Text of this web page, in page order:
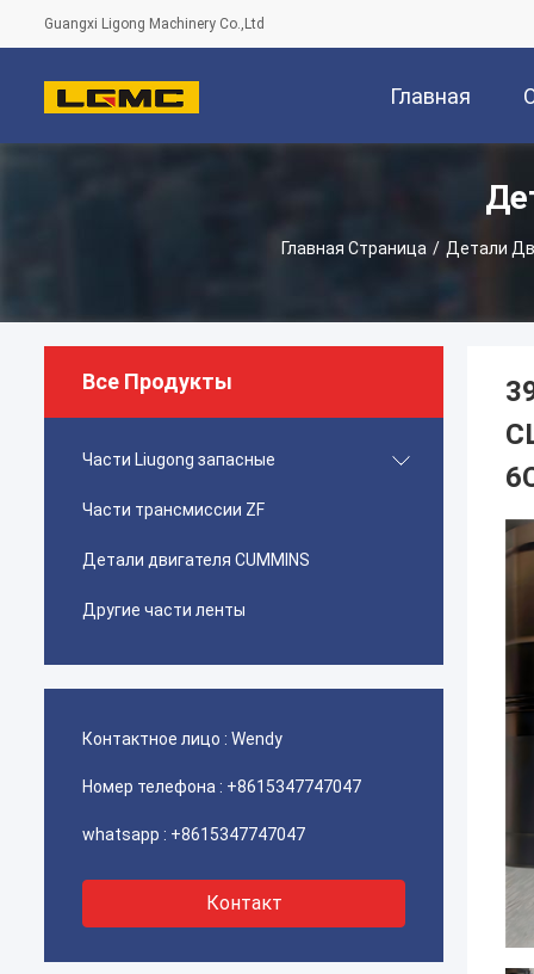
Guangxi Ligong Machinery Co.,Ltd
Главная
Главная Страница / Детали
Все Продукты
Части Liugong запасные
Части трансмиссии ZF
Детали двигателя CUMMINS
Другие части ленты
Контактное лицо : Wendy
Номер телефона : +8615347747047
whatsapp : +8615347747047
Контакт